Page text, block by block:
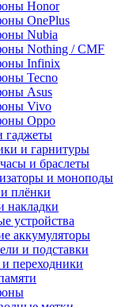
Honor
OnePlus
Nubia
Nothing / CMF
Infinix
Tecno
Asus
Vivo
Oppo
гаджеты
и гарнитуры
и браслеты
и моноподы
плёнки
накладки
устройства
аккумуляторы
и подставки
переходники